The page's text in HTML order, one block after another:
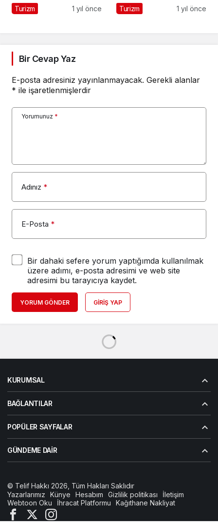
Turizm 1 yıl önce
Ödülünü Kazandı
Turizm 1 yıl önce
Bir Cevap Yaz
E-posta adresiniz yayınlanmayacak. Gerekli alanlar
* ile işaretlenmişlerdir
Yorumunuz *
Adınız *
E-Posta *
Bir dahaki sefere yorum yaptığımda kullanılmak
üzere adımı, e-posta adresimi ve web site
adresimi bu tarayıcıya kaydet.
YORUM GÖNDER GIRIŞ YAP
KURUMSAL
BAĞLANTILAR
POPÜLER SAYFALAR
GÜNDEME DAIR
© Telif Hakkı 2026, Tüm Hakları Saklıdır
Yazarlarımız
Künye Hesabım Gizlilik politikası
İletişim
Webtoon Oku
İhracat Platformu Kağıthane Nakliyat